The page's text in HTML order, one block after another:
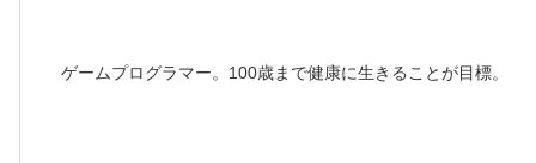
ゲームプログラマー。100歳まで健康に生きることが目標。